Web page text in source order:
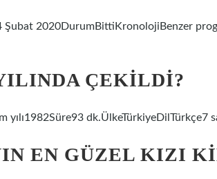
4 Şubat 2020DurumBittiKronolojiBenzer
ÇEKILDI?
yılı1982Süre93 dk.ÜlkeTürkiyeDilTürkçe7
EN GÜZEL KIZI